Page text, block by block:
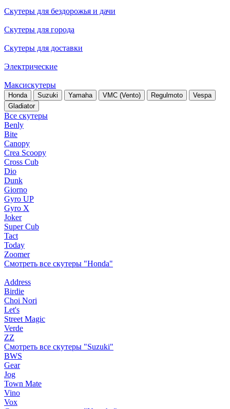
Скутеры для бездорожья и дачи
Скутеры для города
Скутеры для доставки
Электрические
Максискутеры
Honda Suzuki Yamaha VMC (Vento) Regulmoto
Vespa
Gladiator
Все скутеры
Benly
Bite
Canopy
Crea Scoopy
Cross Cub
Dio
Dunk
Giorno
Gyro UP
Gyro X
Joker
Super Cub
Tact
Today
Zoomer
Смотреть все скутеры "Honda"
Address
Birdie
Choi Nori
Let's
Street Magic
Verde
ZZ
Смотреть все скутеры "Suzuki"
BWS
Gear
Jog
Town Mate
Vino
Vox